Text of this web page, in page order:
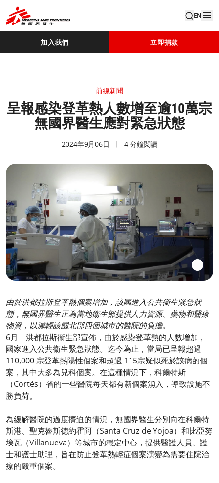
EN
加入我們 立即捐款
前線新聞
呈報感染登革熱人數增至逾10萬宗
無國界醫生應對緊急狀態
2024年9月06日 4 分鐘閱讀
由於洪都拉斯登革熱個案增加，該國進入公共衞生緊急狀
態，無國界醫生正為當地衞生部提供人力資源、藥物和醫療
物資，以減輕該國北部四個城市的醫院的負擔。
6月，洪都拉斯衞生部宣佈，由於感染登革熱的人數增加，
國家進入公共衞生緊急狀態。迄今為止，當局已呈報超過
110,000 宗登革熱陽性個案和超過 115宗疑似死於該病的個
案，其中大多為兒科個案。在這種情況下，科爾特斯
（Cortés）省的一些醫院每天都有新個案湧入，導致設施不
勝負荷。
為緩解醫院的過度擠迫的情況，無國界醫生分別向在科爾特
斯港、聖克魯斯德約霍阿（Santa Cruz de Yojoa）和比亞努
埃瓦（Villanueva）等城市的穩定中心，提供醫護人員、護
士和護士助理，旨在防止登革熱輕症個案演變為需要住院治
療的嚴重個案。